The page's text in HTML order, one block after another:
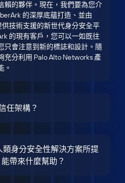
賴的夥伴。現在，我們要為您介
的深厚底蘊打造、並由
技術支援的新世代身分安全平
的現有客戶，您可以一如既往
只會注意到新的標誌和設計。隨
充分利用 Palo Alto Networks 產
。
任架構？
身分安全性解決方案所提
帶來什麼幫助？